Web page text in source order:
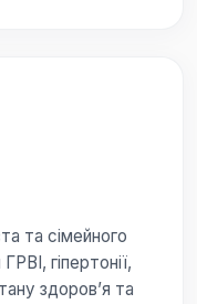
та сімейного
гіпертонії,
здоров’я та